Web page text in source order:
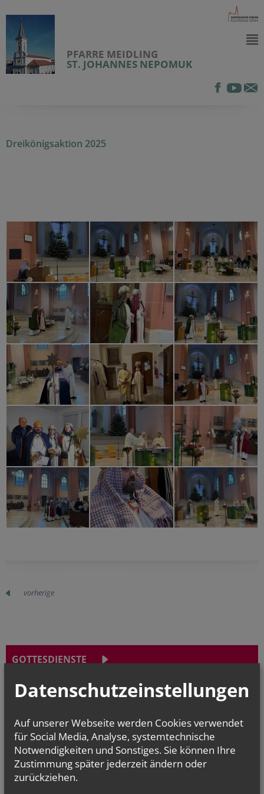
PFARRE MEIDLING
ST. JOHANNES NEPOMUK
Dreikönigsaktion 2025
vorherige
GOTTESDIENSTE
TERMINE
Do.., 13. August 2026 17:30
Probe Singkreis
Datenschutzeinstellungen
Auf unserer Webseite werden Cookies verwendet
für Social Media, Analyse, systemtechnische
Notwendigkeiten und Sonstiges. Sie können Ihre
Zustimmung später jederzeit ändern oder
zurückziehen.